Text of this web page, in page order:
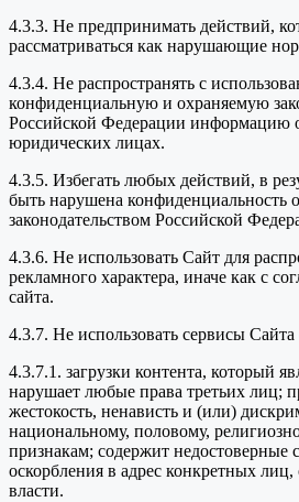
4.3.3. Не предпринимать действий,
рассматриваться как нарушающие
4.3.4. Не распространять с
конфиденциальную и охраняемую
Российской Федерации информацию
юридических лицах.
4.3.5. Избегать любых действий, в
быть нарушена конфиденциальность
законодательством Российской
4.3.6. Не использовать Сайт для
рекламного характера, иначе как с
сайта.
4.3.7. Не использовать сервисы
4.3.7.1. загрузки контента, который
нарушает любые права третьих лиц;
жестокость, ненависть и (или)
национальному, половому,
признакам; содержит недостоверные
оскорбления в адрес конкретных
власти.